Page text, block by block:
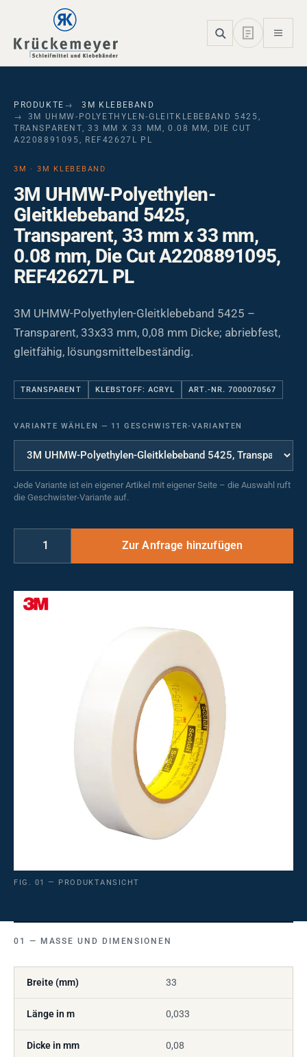
Skip to main navigation
Skip to main content
Skip to page footer
PRODUKTE
3M KLEBEBAND
3M UHMW-POLYETHYLEN-GLEITKLEBEBAND 5425,
TRANSPARENT, 33 MM X 33 MM, 0.08 MM, DIE CUT
A2208891095, REF42627L PL
3M · 3M KLEBEBAND
3M UHMW-Polyethylen-
Gleitklebeband 5425,
Transparent, 33 mm x 33 mm,
0.08 mm, Die Cut A2208891095,
REF42627L PL
3M UHMW-Polyethylen-Gleitklebeband 5425 –
Transparent, 33x33 mm, 0,08 mm Dicke; abriebfest,
gleitfähig, lösungsmittelbeständig.
TRANSPARENT KLEBSTOFF: ACRYL ART.-NR. 7000070567
VARIANTE WÄHLEN — 11 GESCHWISTER-VARIANTEN
Jede Variante ist ein eigener Artikel mit eigener Seite – die Auswahl ruft
die Geschwister-Variante auf.
FIG. 01 — PRODUKTANSICHT
MASSE UND DIMENSIONEN
Breite (mm) 33
Länge in m 0,033
Dicke in mm 0,08